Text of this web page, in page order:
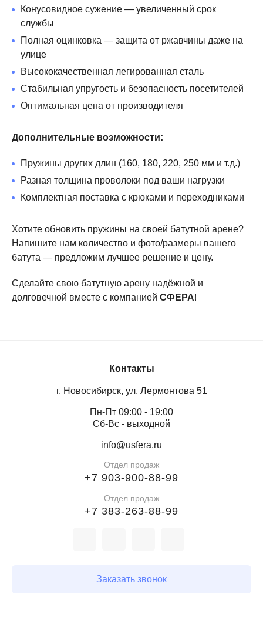
увеличивает срок её службы.
Материал
пружинная сталь.
Покрытие
надёжная защита от коррозии, влаги, перепадов
уличной эксплуатации.
Длина: 210 мм (рабочая длина под нагрузкой).
Почему выбирают пружины СФЕРА
Увеличенный ресурс работы в 1,5–2 раза по
Высокая устойчивость к коррозии (подходят для
открытых площадок)
Равномерное распределение нагрузки
Стабильная жёсткость на протяжении всего срока
эксплуатации
существующих батутных аренах, а также при
изготовлении новых профессиональных батутов.
Нужны пружины точно под ваш батут? Укажите
количество и размеры — подберём и рассчитаем
стоимость в течение часа.
Конусовидное сужение — увеличенный срок
службы
Полная оцинковка — защита от ржавчины даже на
улице
Высококачественная легированная сталь
Стабильная упругость и безопасность посетителей
Оптимальная цена от производителя
Дополнительные возможности:
Пружины других длин (160, 180, 220, 250 мм и т.д.)
Разная толщина проволоки под ваши нагрузки
Комплектная поставка с крюками и переходниками
Хотите обновить пружины на своей батутной арене?
Напишите нам количество и фото/размеры вашего
батута — предложим лучшее решение и цену.
Сделайте свою батутную арену надёжной и
долговечной вместе с компанией СФЕРА!
Контакты
г. Новосибирск, ул. Лермонтова 51
Пн-Пт 09:00 - 19:00
Сб-Вс - выходной
info@usfera.ru
Отдел продаж
+7 903-900-88-99
Отдел продаж
+7 383-263-88-99
Заказать звонок